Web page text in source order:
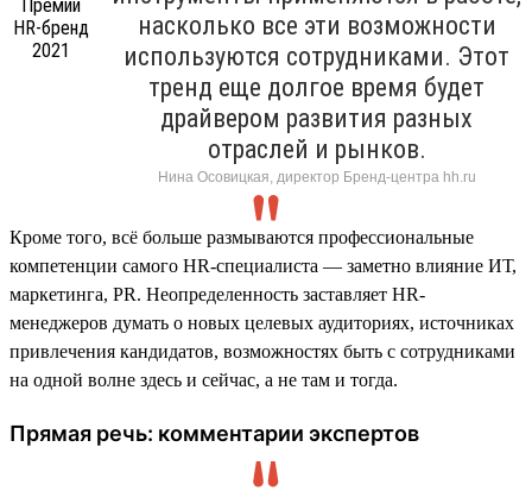
насколько все эти возможности
используются сотрудниками. Этот
тренд еще долгое время будет
драйвером развития разных
отраслей и рынков.
Нина Осовицкая, директор Бренд-центра hh.ru
Кроме того, всё больше размываются профессиональные
компетенции самого HR-специалиста — заметно влияние ИТ,
маркетинга, PR. Неопределенность заставляет HR-
менеджеров думать о новых целевых аудиториях, источниках
привлечения кандидатов, возможностях быть с сотрудниками
на одной волне здесь и сейчас, а не там и тогда.
Прямая речь: комментарии экспертов